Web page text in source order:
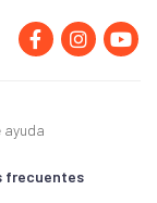
ayuda
frecuentes